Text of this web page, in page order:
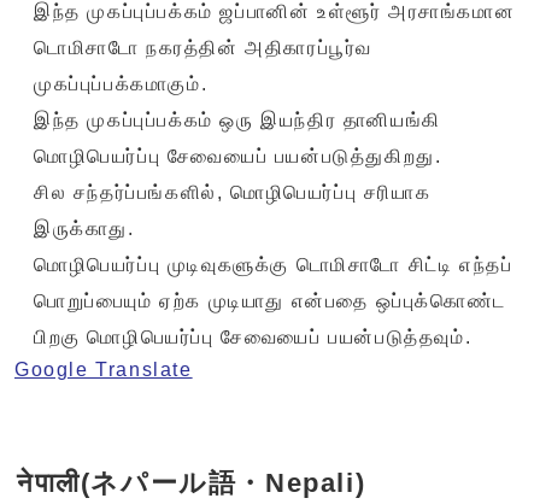
இந்த முகப்புப்பக்கம் ஜப்பானின் உள்ளூர் அரசாங்கமான
டொமிசாடோ நகரத்தின் அதிகாரப்பூர்வ
முகப்புப்பக்கமாகும்.
இந்த முகப்புப்பக்கம் ஒரு இயந்திர தானியங்கி
மொழிபெயர்ப்பு சேவையைப் பயன்படுத்துகிறது.
சில சந்தர்ப்பங்களில், மொழிபெயர்ப்பு சரியாக
இருக்காது.
மொழிபெயர்ப்பு முடிவுகளுக்கு டொமிசாடோ சிட்டி எந்தப்
பொறுப்பையும் ஏற்க முடியாது என்பதை ஒப்புக்கொண்ட
பிறகு மொழிபெயர்ப்பு சேவையைப் பயன்படுத்தவும்.
Google Translate
नेपाली(ネパール語・Nepali)